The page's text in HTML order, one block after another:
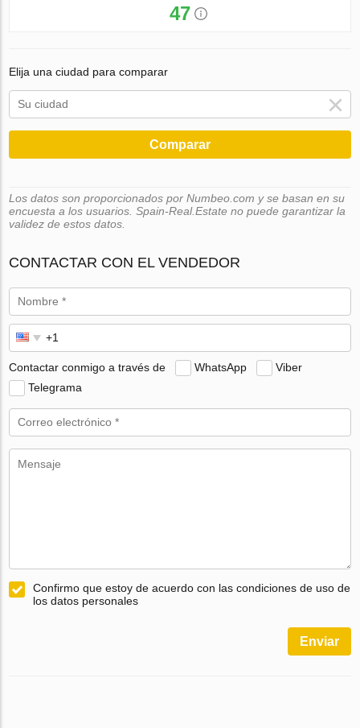
47
Elija una ciudad para comparar
Comparar
Los datos son proporcionados por Numbeo.com y se basan en su
encuesta a los usuarios. Spain-Real.Estate no puede garantizar la
validez de estos datos.
CONTACTAR CON EL VENDEDOR
Contactar conmigo a través de WhatsApp
Viber
Telegrama
Confirmo que estoy de acuerdo con las condiciones de uso de
los datos personales
Enviar